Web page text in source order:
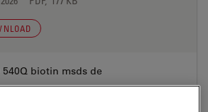
540Q biotin msds de
PDF, 198 KB